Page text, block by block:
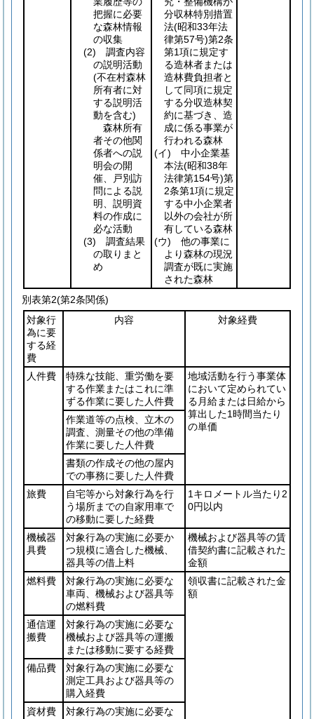
把握に必要
な森林情報
の収集
(2) 調査内容
の説明活動
(不在村森林
所有者に対
する説明活
動を含む)
森林所有
者その他関
係者への説
明会の開
催、戸別訪
問による説
明、説明資
料の作成に
必な活動
(3) 調査結果
の取りまと
め
分収林特別措置
法(昭和33年法
律第57号)第2条
第1項に規定す
る造林者または
造林費負担者と
して同項に規定
する分収造林契
約に基づき、造
成に係る事業が
行われる森林
(イ) 中小企業基
本法(昭和38年
法律第154号)第
2条第1項に規定
する中小企業者
以外の会社が所
有している森林
(ウ) 他の事業に
より森林の現況
調査が既に実施
された森林
別表第2(第2条関係)
対象行
為に要
する経
費
内容 対象経費
人件費
特殊な技能、重労働を要
する作業またはこれに準
ずる作業に要した人件費
地域活動を行う事業体
において定められてい
る月給または日給から
算出した1時間当たり
の単価
作業道等の点検、立木の
調査、測量その他の準備
作業に要した人件費
書類の作成その他の屋内
での事務に要した人件費
旅費
自宅等から対象行為を行
う場所までの自家用車で
の移動に要した経費
1キロメートル当たり2
0円以内
機械器
具費
対象行為の実施に必要か
つ規模に適合した機械、
器具等の借上料
機械および器具等の賃
借契約書に記載された
金額
燃料費
対象行為の実施に必要な
車両、機械および器具等
の燃料費
領収書に記載された金
額
通信運
搬費
対象行為の実施に必要な
機械および器具等の運搬
または移動に要する経費
備品費
対象行為の実施に必要な
測定工具および器具等の
購入経費
資材費
対象行為の実施に必要な